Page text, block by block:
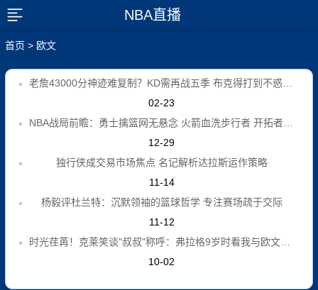
NBA直播
首页 > 欧文
02-23
12-29
独行侠成交易市场焦点 名记解析达拉斯运作策略
11-14
杨毅评杜兰特：沉默领袖的篮球哲学 专注赛场疏于交际
11-12
10-02